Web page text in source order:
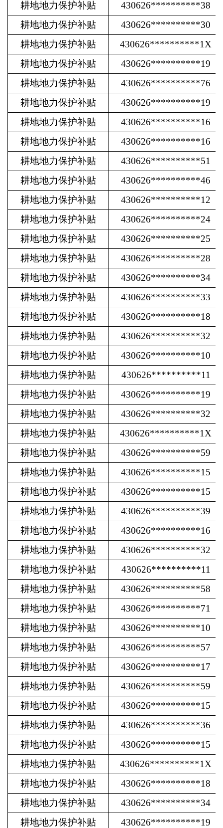
耕地地力保护补贴
430626**********38
耕地地力保护补贴
430626**********30
耕地地力保护补贴
430626**********1X
耕地地力保护补贴
430626**********19
耕地地力保护补贴
430626**********76
耕地地力保护补贴
430626**********19
耕地地力保护补贴
430626**********16
耕地地力保护补贴
430626**********16
耕地地力保护补贴
430626**********51
耕地地力保护补贴
430626**********46
耕地地力保护补贴
430626**********12
耕地地力保护补贴
430626**********24
耕地地力保护补贴
430626**********25
耕地地力保护补贴
430626**********28
耕地地力保护补贴
430626**********34
耕地地力保护补贴
430626**********33
耕地地力保护补贴
430626**********18
耕地地力保护补贴
430626**********32
耕地地力保护补贴
430626**********10
耕地地力保护补贴
430626**********11
耕地地力保护补贴
430626**********19
耕地地力保护补贴
430626**********32
耕地地力保护补贴
430626**********1X
耕地地力保护补贴
430626**********59
耕地地力保护补贴
430626**********15
耕地地力保护补贴
430626**********15
耕地地力保护补贴
430626**********39
耕地地力保护补贴
430626**********16
耕地地力保护补贴
430626**********32
耕地地力保护补贴
430626**********11
耕地地力保护补贴
430626**********58
耕地地力保护补贴
430626**********71
耕地地力保护补贴
430626**********10
耕地地力保护补贴
430626**********57
耕地地力保护补贴
430626**********17
耕地地力保护补贴
430626**********59
耕地地力保护补贴
430626**********15
耕地地力保护补贴
430626**********36
耕地地力保护补贴
430626**********15
耕地地力保护补贴
430626**********1X
耕地地力保护补贴
430626**********18
耕地地力保护补贴
430626**********34
耕地地力保护补贴
430626**********19